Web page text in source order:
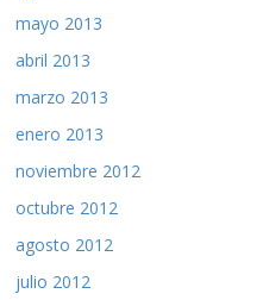
mayo 2013
abril 2013
marzo 2013
enero 2013
noviembre 2012
octubre 2012
agosto 2012
julio 2012